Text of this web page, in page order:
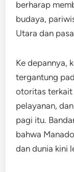
berharap
budaya,
Utara dan
Ke depannya,
tergantung
otoritas terkait
pelayanan,
pagi itu.
bahwa
dan dunia kini